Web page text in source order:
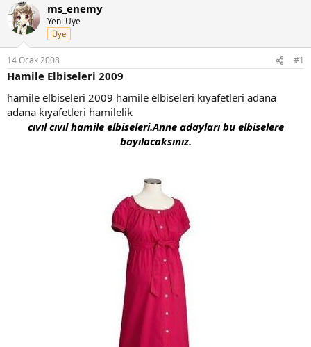
n
b
u
y
u
b
a
l
a
ş
ı
ç
a
r
i
ms_enemy
Yeni Üye
Üye
14 Ocak 2008 #1
Hamile Elbiseleri 2009
hamile elbiseleri 2009 hamile elbiseleri kıyafetleri adana
adana kıyafetleri hamilelik
cıvıl cıvıl hamile elbiseleri.Anne adayları bu elbiselere
bayılacaksınız.